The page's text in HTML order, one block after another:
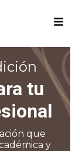
tu
que
y